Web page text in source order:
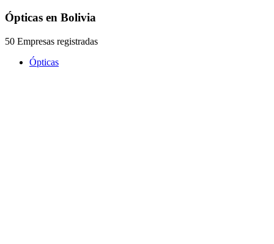
Ópticas en Bolivia
50 Empresas registradas
Ópticas